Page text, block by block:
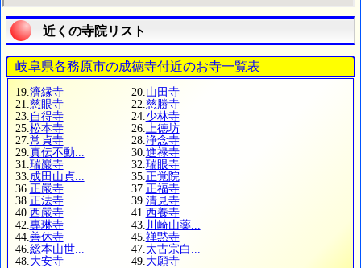
近くの寺院リスト
岐阜県各務原市の成徳寺付近のお寺一覧表
19. 濟縁寺 20. 山田寺
21. 慈眼寺 22. 慈勝寺
23. 自得寺 24. 少林寺
25. 松本寺 26.
上徳坊
27. 常貞寺 28. 浄念寺
29. 真伝不動... 30. 進禄寺
31. 瑞巖寺 32. 瑞眼寺
33. 成田山貞... 35. 正覚院
36. 正嚴寺 37. 正福寺
38. 正法寺 39. 清見寺
40. 西嚴寺 41. 西養寺
42. 專琳寺 43. 川崎山薬...
44. 善休寺 45. 禅黙寺
46. 総本山世... 47. 太古宗白...
48. 大安寺 49. 大願寺